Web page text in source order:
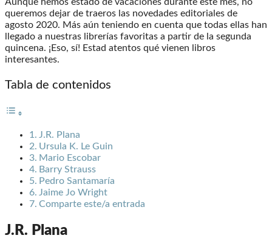
queremos dejar de traeros las novedades editoriales de
agosto 2020. Más aún teniendo en cuenta que todas ellas han
llegado a nuestras librerías favoritas a partir de la segunda
quincena. ¡Eso, sí! Estad atentos qué vienen libros
interesantes.
Tabla de contenidos
J.R. Plana
Ursula K. Le Guin
Mario Escobar
Barry Strauss
Pedro Santamaría
Jaime Jo Wright
Comparte este/a entrada
J.R. Plana